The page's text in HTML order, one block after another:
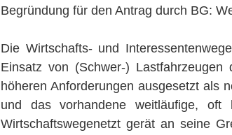
Begründung für den Antrag durch BG:
Die Wirtschafts- und
Einsatz von (Schwer-) Lastfahrzeugen
höheren Anforderungen ausgesetzt als
und das vorhandene weitläufige, oft
Wirtschaftswegenetzt gerät an seine